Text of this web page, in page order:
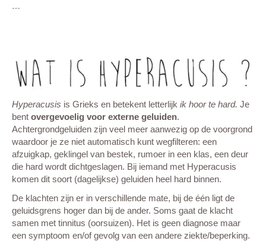
…
Hyperacusis is Grieks en betekent letterlijk ik hoor te hard. Je
bent overgevoelig voor externe geluiden.
Achtergrondgeluiden zijn veel meer aanwezig op de voorgrond
waardoor je ze niet automatisch kunt wegfilteren: een
afzuigkap, geklingel van bestek, rumoer in een klas, een deur
die hard wordt dichtgeslagen. Bij iemand met Hyperacusis
komen dit soort (dagelijkse) geluiden heel hard binnen.
De klachten zijn er in verschillende mate, bij de één ligt de
geluidsgrens hoger dan bij de ander. Soms gaat de klacht
samen met tinnitus (oorsuizen). Het is geen diagnose maar
een symptoom en/of gevolg van een andere ziekte/beperking.